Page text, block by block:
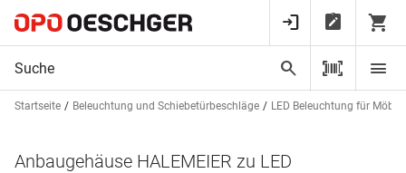
Startseite Beleuchtung und Schiebetürbeschläge LED Beleuchtung für
Anbaugehäuse HALEMEIER zu LED